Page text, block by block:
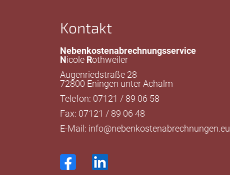
Kontakt
Nebenkostenabrechnungsservice
Nicole Rothweiler
Augenriedstraße 28
72800 Eningen unter Achalm
Telefon: 07121 / 89 06 58
Fax: 07121 / 89 06 48
E-Mail: info@nebenkostenabrechnungen.eu